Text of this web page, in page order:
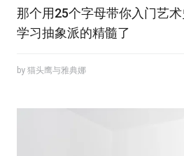
那个用25个字母带你入门艺
学习抽象派的精髓了
by 猫头鹰与雅典娜